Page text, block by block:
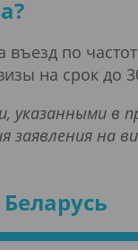
въезд по
на срок до
указанными в
на